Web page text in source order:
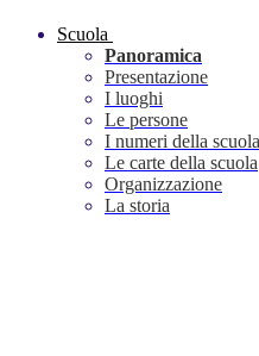
Scuola
Panoramica
Presentazione
I luoghi
Le persone
I numeri della scuola
Le carte della scuola
Organizzazione
La storia